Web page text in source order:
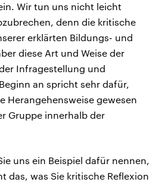
Wir tun uns nicht leicht
denn die kritische
erklärten Bildungs- und
diese Art und Weise der
Infragestellung und
an spricht sehr dafür,
Herangehensweise gewesen
Gruppe innerhalb der
uns ein Beispiel dafür nennen,
das, was Sie kritische Reflexion